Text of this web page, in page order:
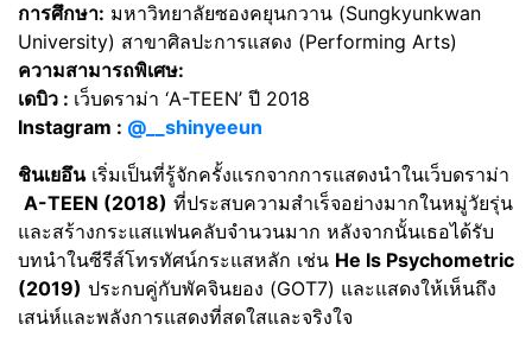
การศึกษา: มหาวิทยาลัยซองคยุนกวาน (Sungkyunkwan
University) สาขาศิลปะการแสดง (Performing Arts)
ความสามารถพิเศษ:
เดบิว : เว็บดราม่า ‘A-TEEN’ ปี 2018
Instagram : @__shinyeeun
ชินเยอึนเริ่มเป็นที่รู้จักครั้งแรกจากการแสดงนำในเว็บดราม่า
A-TEEN (2018) ที่ประสบความสำเร็จอย่างมากในหมู่วัยรุ่น
และสร้างกระแสแฟนคลับจำนวนมาก หลังจากนั้นเธอได้รับ
บทนำในซีรีส์โทรทัศน์กระแสหลัก เช่น He Is Psychometric
(2019) ประกบคู่กับพัคจินยอง (GOT7) และแสดงให้เห็นถึง
เสน่ห์และพลังการแสดงที่สดใสและจริงใจ